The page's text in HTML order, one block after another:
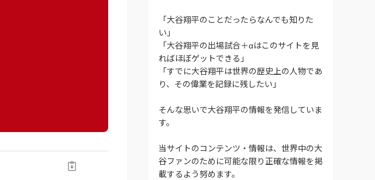
「大谷翔平のことだったらなんでも知りた
い」
「大谷翔平の出場試合＋αはこのサイトを見
ればほぼゲットできる」
「すでに大谷翔平は世界の歴史上の人物であ
り、その偉業を記録に残したい」
そんな思いで大谷翔平の情報を発信していま
す。
当サイトのコンテンツ・情報は、世界中の大
谷ファンのために可能な限り正確な情報を掲
載するよう努めます。